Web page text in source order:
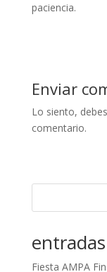
paciencia.
Enviar
Lo siento,
comentario.
Fiesta AMPA